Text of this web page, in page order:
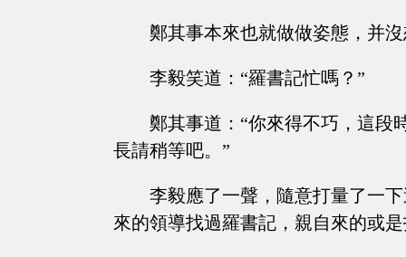
鄭其事本來也就做做姿態，并
李毅笑道：“羅書記忙嗎？”
鄭其事道：“你來得不巧，這段
長請稍等吧。”
李毅應了一聲，隨意打量了一
來的領導找過羅書記，親自來的或